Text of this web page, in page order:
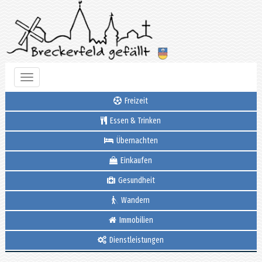
Toggle
navigation
Freizeit
Essen & Trinken
Übernachten
Einkaufen
Gesundheit
Wandern
Immobilien
Dienstleistungen